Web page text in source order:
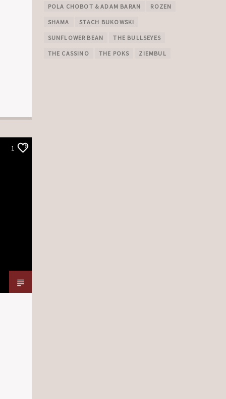
1
POLA CHOBOT & ADAM BARAN ROZEN
SHAMA STACH BUKOWSKI
SUNFLOWER BEAN THE BULLSEYES
THE CASSINO THE POKS ZIEMBUL